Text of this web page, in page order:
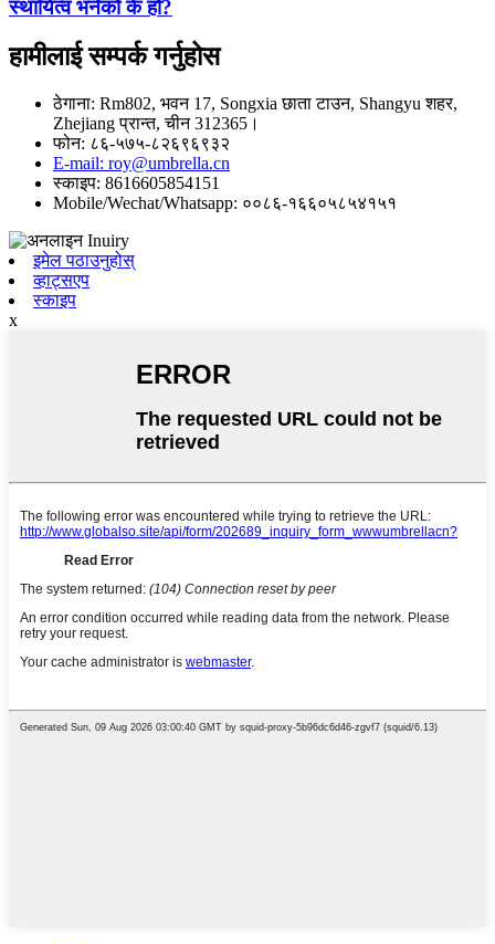
स्थायित्व भनेको के हो?
हामीलाई सम्पर्क गर्नुहोस
ठेगाना: Rm802, भवन 17, Songxia छाता टाउन, Shangyu शहर,
Zhejiang प्रान्त, चीन 312365।
फोन: ८६-५७५-८२६९६९३२
E-mail: roy@umbrella.cn
स्काइप: 8616605854151
Mobile/Wechat/Whatsapp: ००८६-१६६०५८५४१५१
इमेल पठाउनुहोस्
व्हाट्सएप
स्काइप
x